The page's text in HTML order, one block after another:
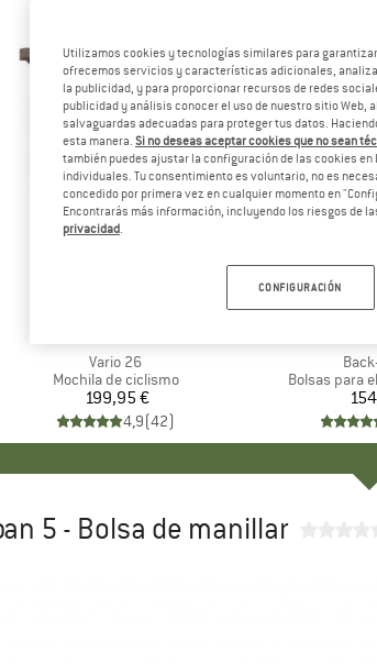
Artículo
Vario 26
Product group
Mochila de ciclismo
Precio
199,95 €
4,9(42)
Product group
Bolsas para
5 - Bolsa de manillar
Utilizamos cookies y tecnologías similares para
ofrecemos servicios y características adicionales,
la publicidad, y para proporcionar recursos de redes
publicidad y análisis conocer el uso de nuestro sitio Web,
salvaguardas adecuadas para proteger tus datos.
esta manera. Si no deseas aceptar cookies que no sean
también puedes ajustar la configuración de las cookies en
individuales. Tu consentimiento es voluntario, no es
concedido por primera vez en cualquier momento en
Encontrarás más información, incluyendo los riesgos de
privacidad.
CONFIGURACIÓN